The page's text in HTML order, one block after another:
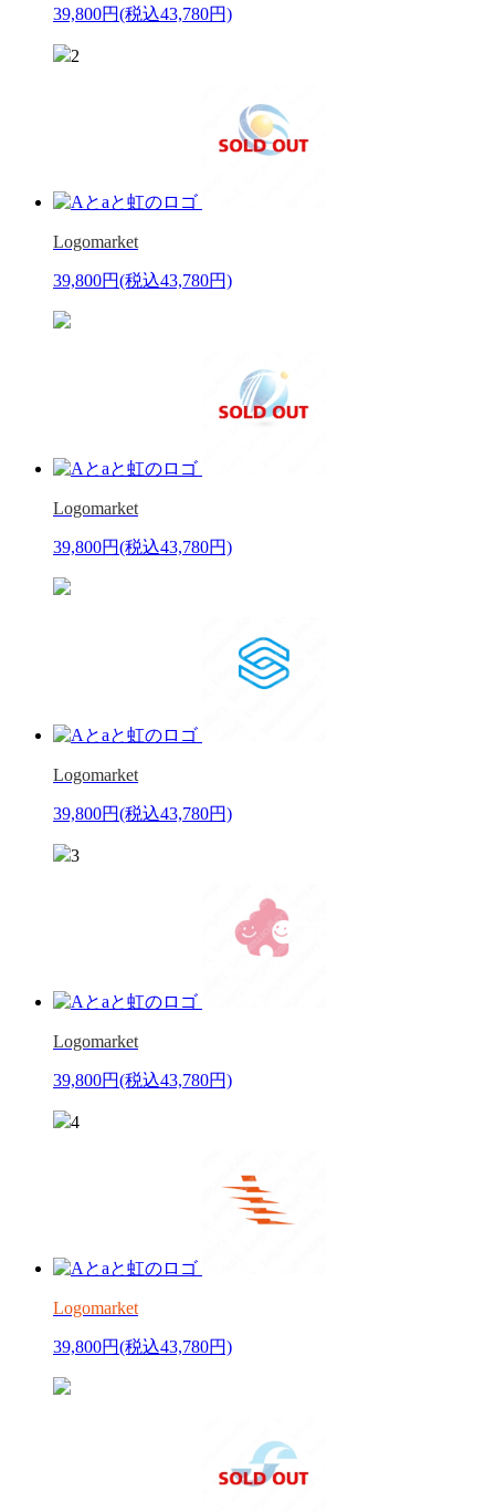
39,800円(税込43,780円)
2
Logomarket
39,800円(税込43,780円)
Logomarket
39,800円(税込43,780円)
Logomarket
39,800円(税込43,780円)
3
Logomarket
39,800円(税込43,780円)
4
Logomarket
39,800円(税込43,780円)